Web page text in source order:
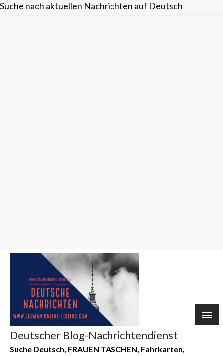
Suche nach aktuellen Nachrichten auf Deutsch
Deutscher Blog-Nachrichtendienst
Suche Deutsch, FRAUEN TASCHEN, Fahrkarten,